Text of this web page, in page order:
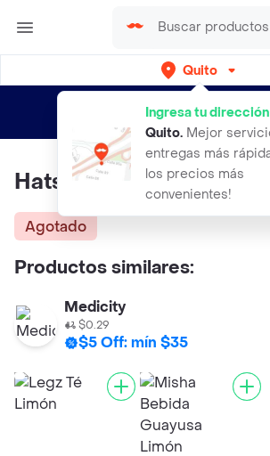
Quito
Ingresa tu
Quito. Mejor
entregas más
los precios más
convenientes!
envíos gratis por semanas
Hatsu Té Líquido de
Agotado
Productos similares:
Medicity
$0.29
$5 Off: mín $35